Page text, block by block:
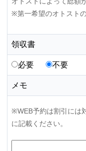
※第一希望のオトスト
領収書
必要 不要
メモ
※WEB予約は割引には
に記載ください。